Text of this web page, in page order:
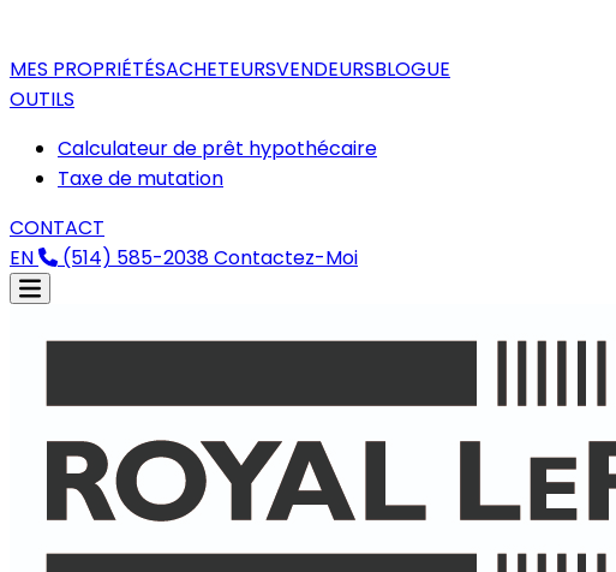
MES PROPRIÉTÉSACHETEURSVENDEURSBLOGUE
OUTILS
Calculateur de prêt hypothécaire
Taxe de mutation
CONTACT
EN
(514) 585-2038Contactez-Moi